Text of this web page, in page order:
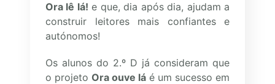
Ora lê lá! e que, dia após dia, ajudam a
construir leitores mais confiantes e
autónomos!
Os alunos do 2.º D já consideram que
o projeto Ora ouve lá é um sucesso em